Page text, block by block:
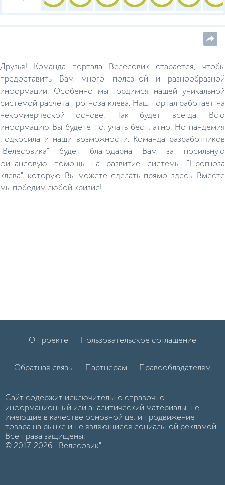
Друзья! Команда портала Велесовик старается, чтобы
предоставить Вам много полезной и разнообразной
информации. Особенно мы гордимся нашей уникальной
системой расчёта прогноза клёва. Наш портал работает на
некоммерческой основе. Так будет всегда. Всю
информацию Вы будете получать бесплатно. Но пандемия
подкосила и наши возможности. Команда разработчиков
"Велесовика" будет благодарна Вам за посильную
финансовую помощь на развитие системы "Прогноза
клева", которую Вы можете сделать прямо здесь. Вместе
мы победим любой кризис!
О проекте Пользовательское соглашение
Обратная связь. Партнерам Правообладателям
Сайт содержит исключительно справочно-
информационный или аналитический материалы, не
имеющие в качестве основной цели продвижение
товара на рынке и не являющиеся социальной рекламой.
Все права защищены.
© 2017-2026, "Велесовик"